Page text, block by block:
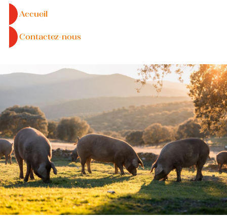
Accueil
Contactez-nous